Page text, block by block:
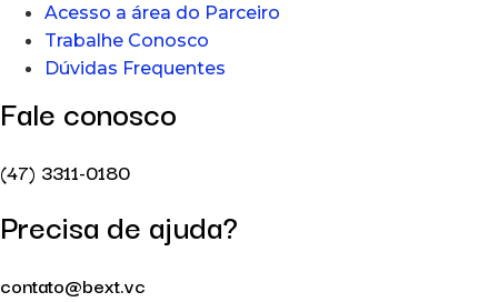
Acesso a área do Parceiro
Trabalhe Conosco
Dúvidas Frequentes
Fale conosco
(47) 3311-0180
Precisa de ajuda?
contato@bext.vc